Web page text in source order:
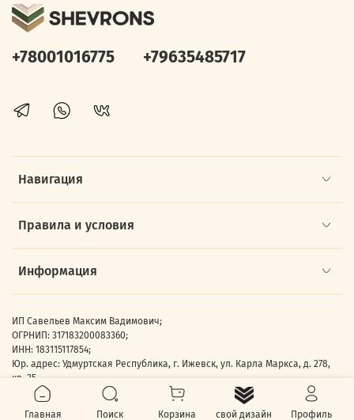
Навигация
Правила и условия
Информация
+78001016775 +79635485717
ИП Савельев Максим Вадимович;
ОГРНИП: 317183200083360;
ИНН: 183115117854;
Юр. адрес: Удмуртская Республика, г. Ижевск, ул. Карла Маркса, д. 278,
кв. 35.
Главная Поиск Корзина свой дизайн Профиль